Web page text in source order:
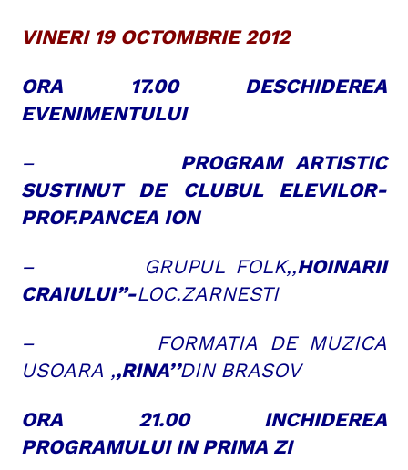
VINERI 19 OCTOMBRIE 2012
ORA 17.00 DESCHIDEREA
EVENIMENTULUI
– PROGRAM ARTISTIC
SUSTINUT DE CLUBUL ELEVILOR-
PROF.PANCEA ION
– GRUPUL FOLK,,HOINARII
CRAIULUI”-LOC.ZARNESTI
– FORMATIA DE MUZICA
USOARA ,,RINA’’DIN BRASOV
ORA 21.00 INCHIDEREA
PROGRAMULUI IN PRIMA ZI